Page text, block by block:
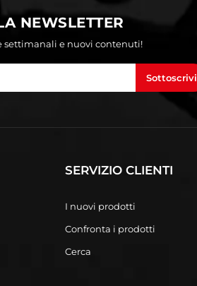
NEWSLETTER
settimanali e nuovi contenuti!
Sottoscrivi
SERVIZIO CLIENTI
I nuovi prodotti
Confronta i prodotti
Cerca